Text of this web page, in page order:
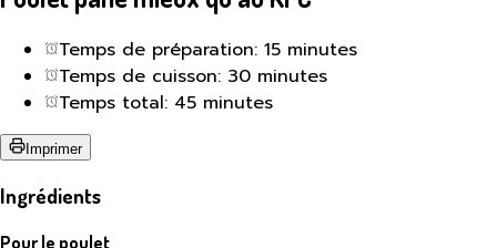
Temps de préparation: 15 minutes
Temps de cuisson: 30 minutes
Temps total: 45 minutes
Imprimer
Ingrédients
Pour le poulet